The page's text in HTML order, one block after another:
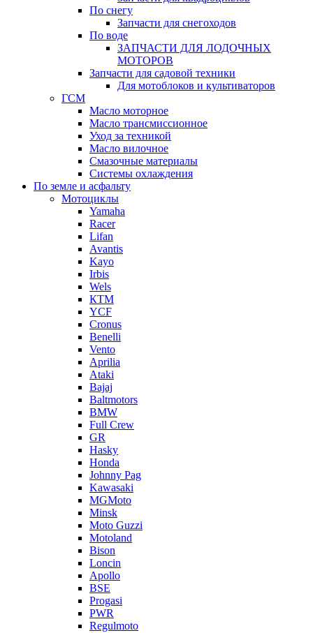
По снегу
Запчасти для снегоходов
По воде
ЗАПЧАСТИ ДЛЯ ЛОДОЧНЫХ
МОТОРОВ
Запчасти для садовой техники
Для мотоблоков и культиваторов
ГСМ
Масло моторное
Масло трансмиссионное
Уход за техникой
Масло вилочное
Смазочные материалы
Системы охлаждения
По земле и асфальту
Мотоциклы
Yamaha
Racer
Lifan
Avantis
Kayo
Irbis
Wels
КТМ
YCF
Cronus
Benelli
Vento
Aprilia
Ataki
Bajaj
Baltmotors
BMW
Full Crew
GR
Hasky
Honda
Johnny Pag
Kawasaki
MGMoto
Minsk
Moto Guzzi
Motoland
Bison
Loncin
Apollo
BSE
Progasi
PWR
Regulmoto